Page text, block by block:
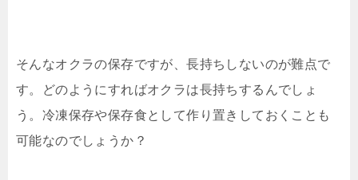
そんなオクラの保存ですが、長持ちしないのが難点で
す。どのようにすればオクラは長持ちするんでしょ
う。冷凍保存や保存食として作り置きしておくことも
可能なのでしょうか？